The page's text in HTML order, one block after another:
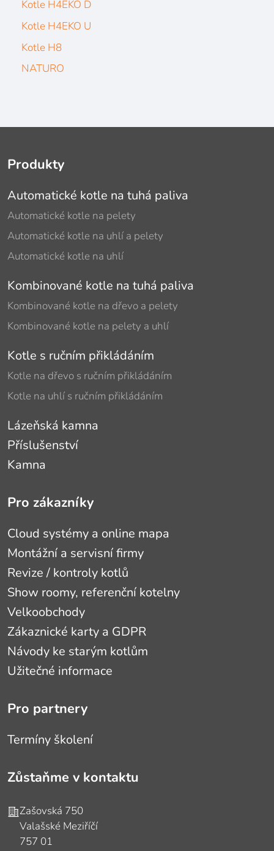
Kotle H4EKO D
Kotle H4EKO U
Kotle H8
NATURO
Produkty
Automatické kotle na tuhá paliva
Automatické kotle na pelety
Automatické kotle na uhlí a pelety
Automatické kotle na uhlí
Kombinované kotle na tuhá paliva
Kombinované kotle na dřevo a pelety
Kombinované kotle na pelety a uhlí
Kotle s ručním přikládáním
Kotle na dřevo s ručním přikládáním
Kotle na uhlí s ručním přikládáním
Lázeňská kamna
Příslušenství
Kamna
Pro zákazníky
Cloud systémy a online mapa
Montážní a servisní firmy
Revize / kontroly kotlů
Show roomy, referenční kotelny
Velkoobchody
Zákaznické karty a GDPR
Návody ke starým kotlům
Užitečné informace
Pro partnery
Termíny školení
Zůstaňme v kontaktu
Adresa
Zašovská 750
Valašské Meziříčí
757 01